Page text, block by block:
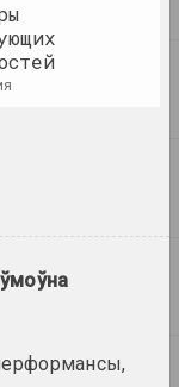
-
Брэста